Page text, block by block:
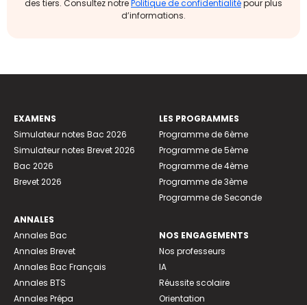
des tiers. Consultez notre Politique de confidentialitépour plus
d’informations.
EXAMENS
Simulateur notes Bac 2026
Simulateur notes Brevet 2026
Bac 2026
Brevet 2026
ANNALES
Annales Bac
Annales Brevet
Annales Bac Français
Annales BTS
Annales Prépa
LES PROGRAMMES
Programme de 6ème
Programme de 5ème
Programme de 4ème
Programme de 3ème
Programme de Seconde
NOS ENGAGEMENTS
Nos professeurs
IA
Réussite scolaire
Orientation